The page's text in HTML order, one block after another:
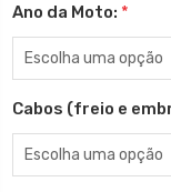
Ano da Moto: *
Cabos (freio e